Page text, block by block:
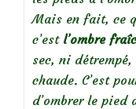
Mais en fait, ce
c’est l’ombre
sec, ni
chaude. C’est
d’ombrer le